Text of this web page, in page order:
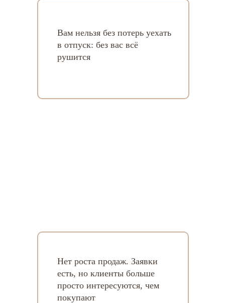
Нет роста продаж. Заявки
есть, но клиенты больше
просто интересуются, чем
покупают
Вам нельзя без потерь уехать
в отпуск: без вас всё
рушится